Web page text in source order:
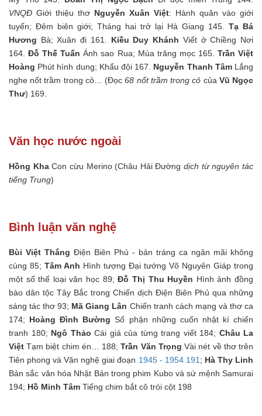
VNQĐ Giới thiệu thơ Nguyễn Xuân Việt: Hành quân vào giới
tuyến; Đêm biên giới; Tháng hai trở lại Hà Giang 145. Tạ Bá
Hương Bà; Xuân đi 161. Kiều Duy Khánh Viết ở Chiềng Nơi
164.Đỗ Thế Tuấn Ánh sao Rua; Mùa trăng mọc 165. Trần Việt
Hoàng Phút hình dung; Khẩu đội 167. Nguyễn Thanh TâmLắng
nghe nốt trầm trong cỏ… (Đọc68 nốt trầm trong cỏ của Vũ Ngọc
Thư) 169.
Văn học nước ngoài
Hồng KhaCon cừu Merino (Châu Hải Đườngdịch từ nguyên tác
tiếng Trung)
Bình luận văn nghệ
Bùi Việt Thắng Điện Biên Phủ - bản tráng ca ngân mãi không
cùng 85; Tâm Anh Hình tượng Đại tướng Võ Nguyên Giáp trong
một số thể loại văn học 89;Đỗ Thị Thu Huyền Hình ảnh đồng
bào dân tộc Tây Bắc trong Chiến dịch Điện Biên Phủ qua những
sáng tác thơ 93; Mã Giang Lân Chiến tranh cách mạng và thơ ca
174; Hoàng Đình Bường Số phận những cuốn nhật kí chiến
tranh 180; Ngô Thảo Cái giá của từng trang viết 184; Châu La
Việt Tạm biệt chim én… 188;Trần Văn TrọngVài nét về thơ trên
Tiên phong và Văn nghệ giai đoạn 1945 - 1954 191; Hà Thy Linh
Bản sắc văn hóa Nhật Bản trong phim Kubo và sứ mệnh Samurai
194; Hồ Minh Tâm Tiếng chim bắt cô trói cột 198